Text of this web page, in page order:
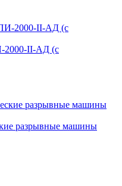
2000-II-АД (с
разрывные машины